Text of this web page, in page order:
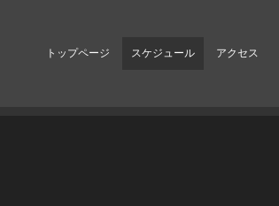
トップページ スケジュール アクセス